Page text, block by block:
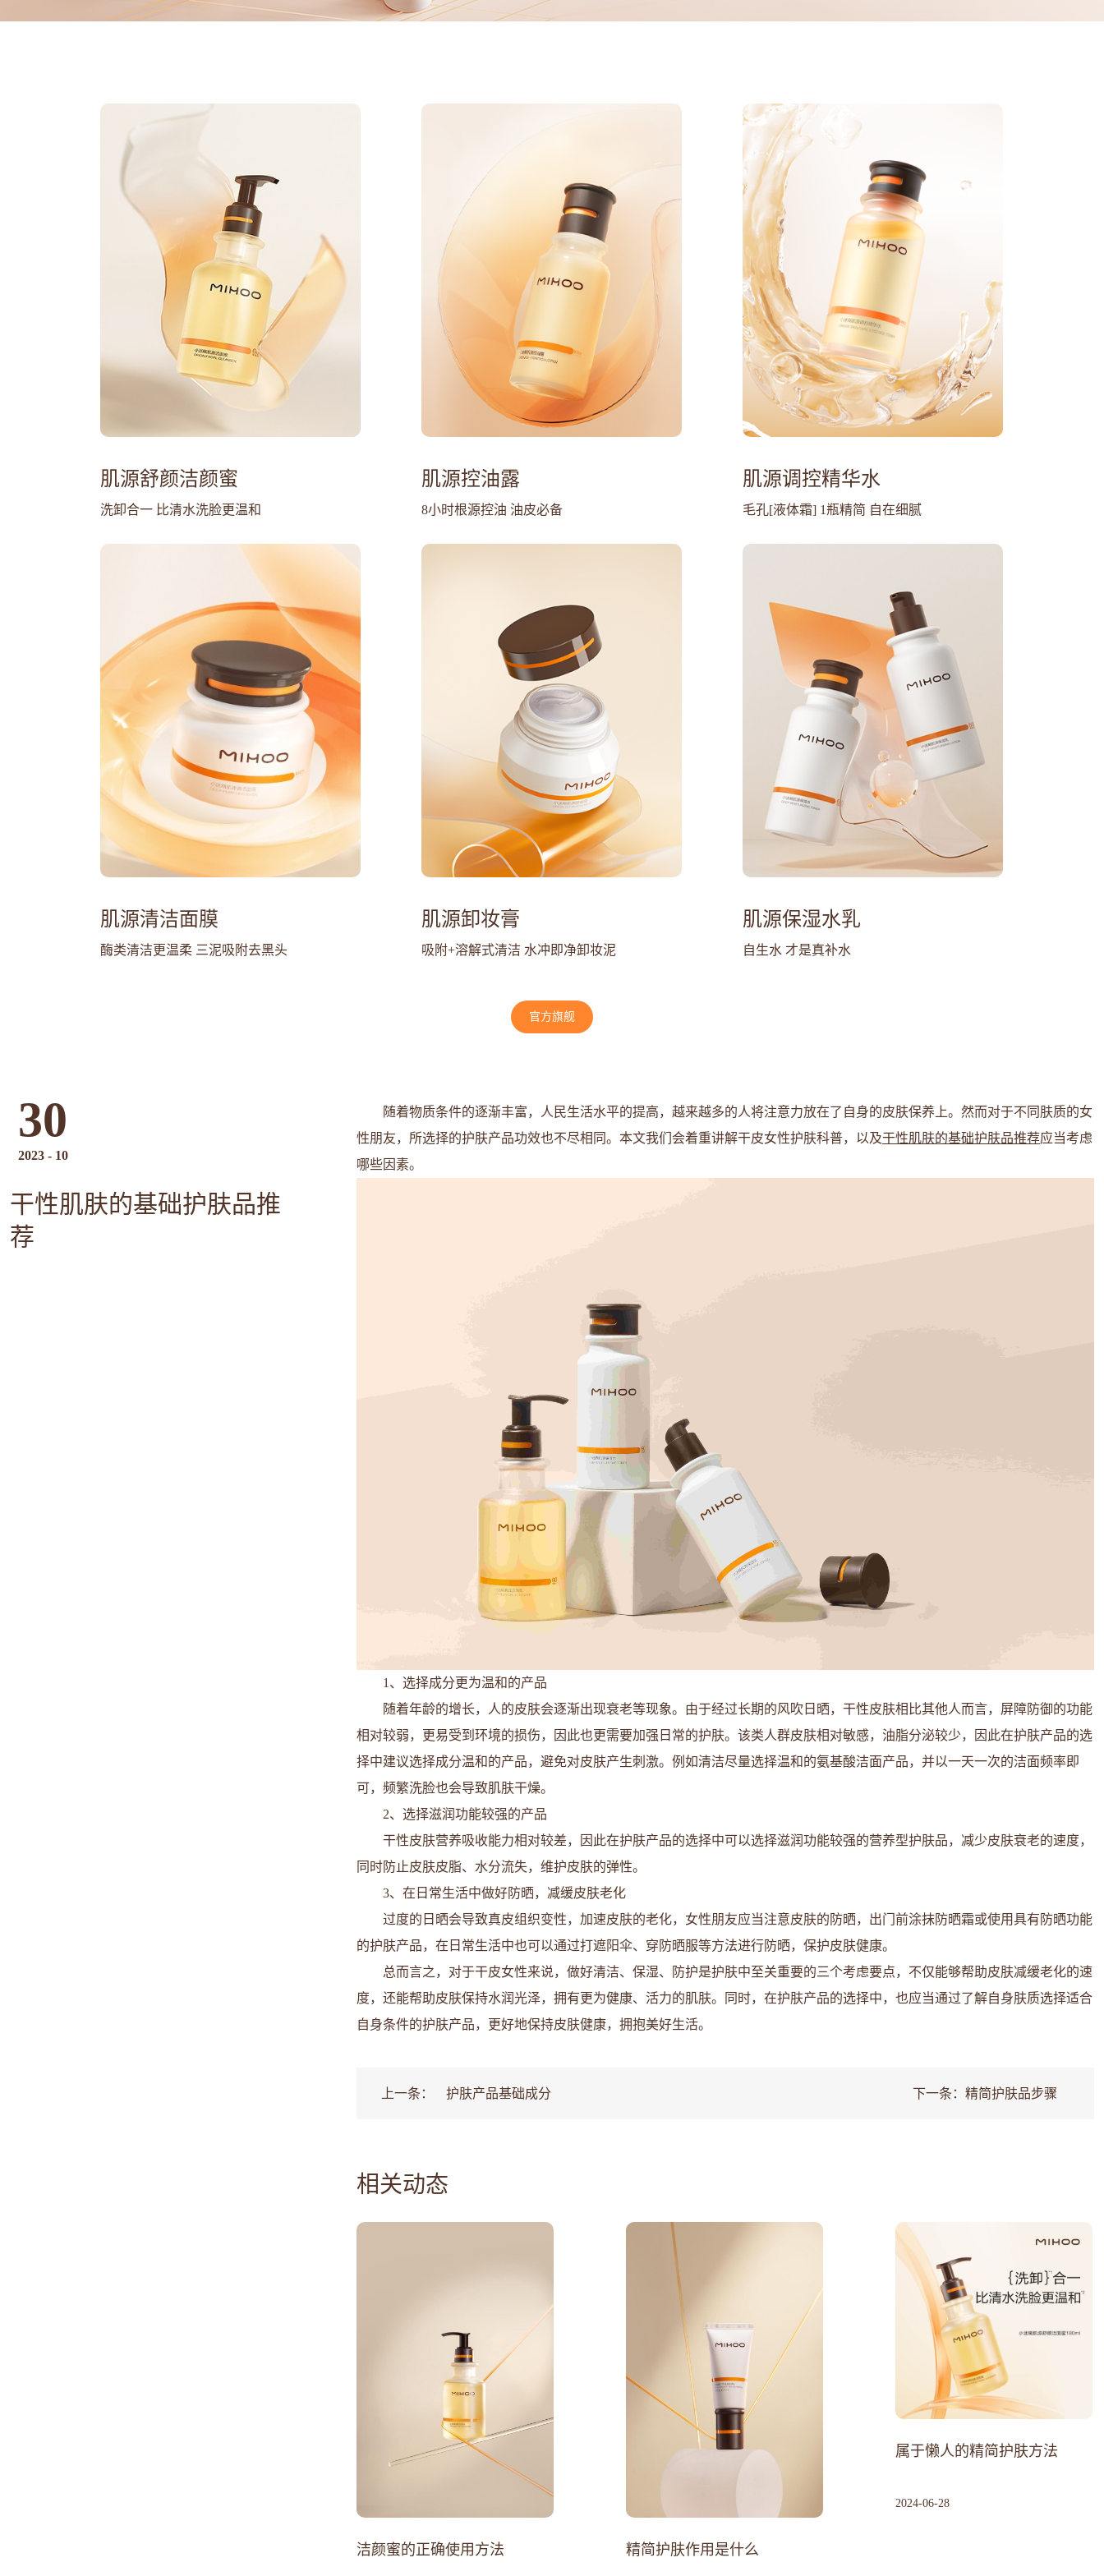
肌源舒颜洁颜蜜
洗卸合一 比清水洗脸更温和
肌源控油露
8小时根源控油 油皮必备
肌源调控精华水
毛孔[液体霜] 1瓶精简 自在细腻
肌源清洁面膜
酶类清洁更温柔 三泥吸附去黑头
肌源卸妆膏
吸附+溶解式清洁 水冲即净卸妆泥
肌源保湿水乳
自生水 才是真补水
官方旗舰
30
2023 - 10
干性肌肤的基础护肤品推
荐
随着物质条件的逐渐丰富，人民生活水平的提高，越来越多的人将注意力放在了自身的皮肤保养上。然而对于不同肤质的女
性朋友，所选择的护肤产品功效也不尽相同。本文我们会着重讲解干皮女性护肤科普，以及干性肌肤的基础护肤品推荐应当考虑
哪些因素。
1、选择成分更为温和的产品
随着年龄的增长，人的皮肤会逐渐出现衰老等现象。由于经过长期的风吹日晒，干性皮肤相比其他人而言，屏障防御的功能
相对较弱，更易受到环境的损伤，因此也更需要加强日常的护肤。该类人群皮肤相对敏感，油脂分泌较少，因此在护肤产品的选
择中建议选择成分温和的产品，避免对皮肤产生刺激。例如清洁尽量选择温和的氨基酸洁面产品，并以一天一次的洁面频率即
可，频繁洗脸也会导致肌肤干燥。
2、选择滋润功能较强的产品
干性皮肤营养吸收能力相对较差，因此在护肤产品的选择中可以选择滋润功能较强的营养型护肤品，减少皮肤衰老的速度，
同时防止皮肤皮脂、水分流失，维护皮肤的弹性。
3、在日常生活中做好防晒，减缓皮肤老化
过度的日晒会导致真皮组织变性，加速皮肤的老化，女性朋友应当注意皮肤的防晒，出门前涂抹防晒霜或使用具有防晒功能
的护肤产品，在日常生活中也可以通过打遮阳伞、穿防晒服等方法进行防晒，保护皮肤健康。
总而言之，对于干皮女性来说，做好清洁、保湿、防护是护肤中至关重要的三个考虑要点，不仅能够帮助皮肤减缓老化的速
度，还能帮助皮肤保持水润光泽，拥有更为健康、活力的肌肤。同时，在护肤产品的选择中，也应当通过了解自身肤质选择适合
自身条件的护肤产品，更好地保持皮肤健康，拥抱美好生活。
上一条： 护肤产品基础成分 下一条： 精简护肤品步骤
相关动态
洁颜蜜的正确使用方法 精简护肤作用是什么
属于懒人的精简护肤方法
2024-06-28